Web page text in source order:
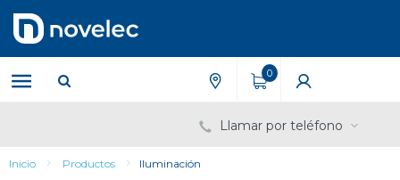
contenido
menú
de
navegación
0
Llamar por teléfono
Inicio Productos Iluminación